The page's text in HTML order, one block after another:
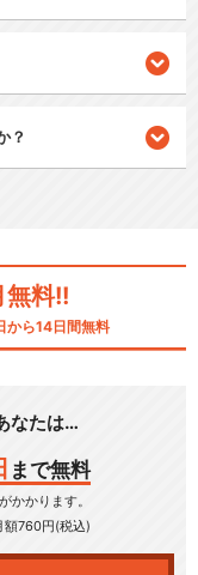
？
無料!!
から14日間無料
なたは…
まで無料
かかります。
額760円(税込)